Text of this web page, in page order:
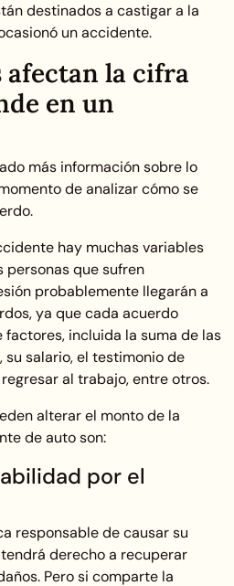
destinados a castigar a la
un accidente.
afectan la cifra
en un
más información sobre lo
de analizar cómo se
hay muchas variables
personas que sufren
probablemente llegarán a
ya que cada acuerdo
incluida la suma de las
salario, el testimonio de
al trabajo, entre otros.
alterar el monto de la
de auto son:
por el
responsable de causar su
derecho a recuperar
Pero si comparte la